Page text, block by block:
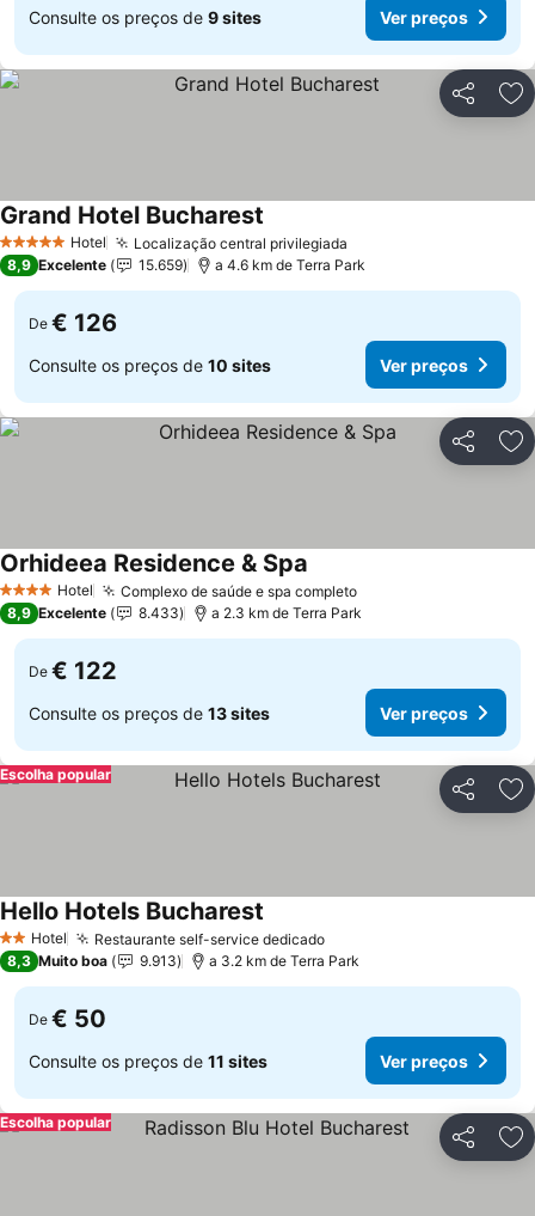
Consulte os preços de 9 sites Ver preços
Partilhar
5 Estrelas Hotel Localização central privilegiada
Grand Hotel Bucharest
8,9 Excelente 15.659 a 4.6 km de Terra Park
De € 126
Consulte os preços de 10 sites Ver preços
Partilhar
4 EstrelasHotel Complexo de saúde e spa completoVer preços
Orhideea Residence & Spa
8,9 Excelente 8.433 a 2.3 km de Terra Park
De € 122
Consulte os preços de 13 sites Ver preços
Partilhar
Escolha popular
2 Estrelas
Hotel Restaurante self-service dedicadoVer preços
Hello Hotels Bucharest
8,3 Muito boa 9.913 a 3.2 km de Terra Park
De € 50
Consulte os preços de 11 sites Ver preços
Partilhar
Escolha popular